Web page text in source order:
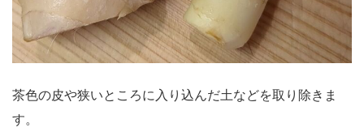
茶色の皮や狭いところに入り込んだ土などを取り除きま
す。